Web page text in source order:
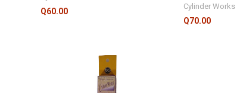
Q60.00
Cylinder Works
Q70.00